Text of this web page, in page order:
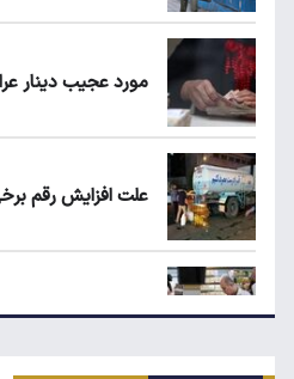
مورد عجیب دینار عراق
علت افزایش رقم
مرغ گران می‌شود